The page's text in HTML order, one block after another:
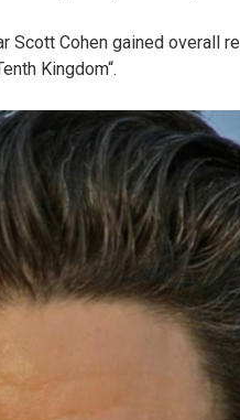
Scott Cohen gained overall
Kingdom“.